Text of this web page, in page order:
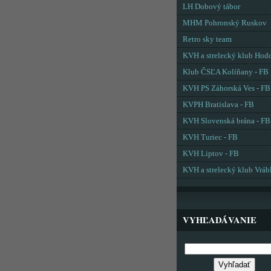
LH Dobový tábor
MHM Pohronský Ruskov
Retro sky team
KVH a strelecký klub
Klub ČSĽA Kolíňany - FB
KVH PS Záhorská Ves - FB
KVPH Bratislava - FB
KVH Slovenská brána - FB
KVH Turiec - FB
KVH Liptov - FB
KVH a strelecký klub
VYHĽADÁVANIE